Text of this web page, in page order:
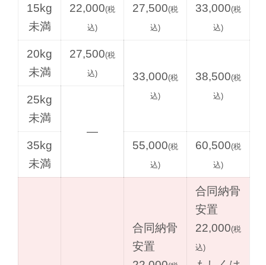
15kg
未満
22,000(税
込)
27,500(税
込)
33,000(税
込)
20kg
未満
27,500(税
込) 33,000(税
込)
38,500(税
込)
25kg
未満
—
35kg
未満
55,000(税
込)
60,500(税
込)
合同納骨
安置
合同納骨
安置
22,000(税
込)